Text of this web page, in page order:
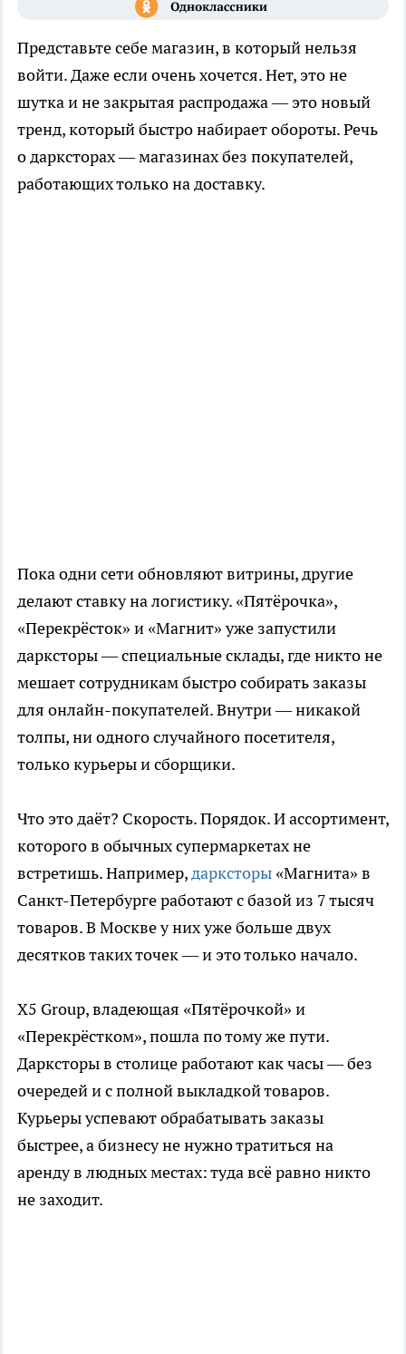
Представьте себе магазин, в который нельзя
войти. Даже если очень хочется. Нет, это не
шутка и не закрытая распродажа — это новый
тренд, который быстро набирает обороты. Речь
о дарксторах — магазинах без покупателей,
работающих только на доставку.
Пока одни сети обновляют витрины, другие
делают ставку на логистику. «Пятёрочка»,
«Перекрёсток» и «Магнит» уже запустили
дарксторы — специальные склады, где никто не
мешает сотрудникам быстро собирать заказы
для онлайн-покупателей. Внутри — никакой
толпы, ни одного случайного посетителя,
только курьеры и сборщики.
Что это даёт? Скорость. Порядок. И ассортимент,
которого в обычных супермаркетах не
встретишь. Например,дарксторы «Магнита» в
Санкт-Петербурге работают с базой из 7 тысяч
товаров. В Москве у них уже больше двух
десятков таких точек — и это только начало.
X5 Group, владеющая «Пятёрочкой» и
«Перекрёстком», пошла по тому же пути.
Дарксторы в столице работают как часы — без
очередей и с полной выкладкой товаров.
Курьеры успевают обрабатывать заказы
быстрее, а бизнесу не нужно тратиться на
аренду в людных местах: туда всё равно никто
не заходит.